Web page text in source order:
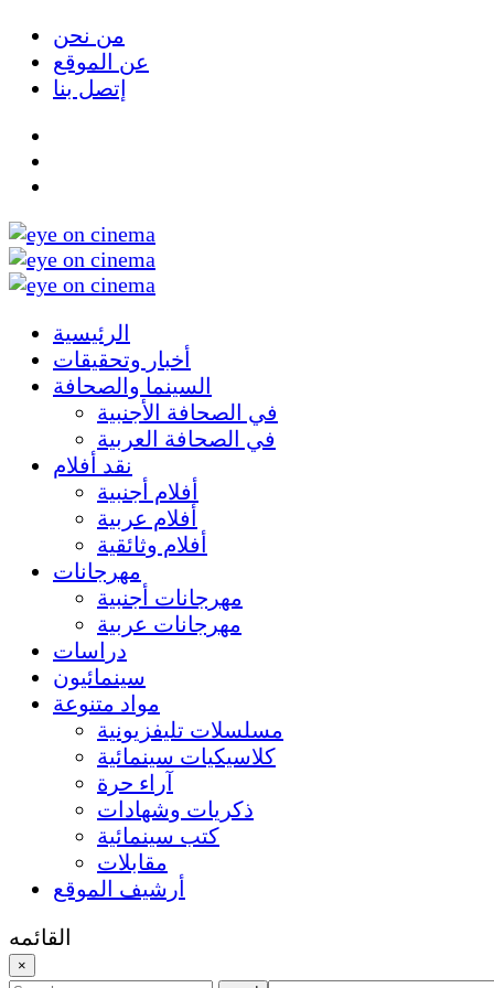
من نحن
عن الموقع
إتصل بنا
الرئيسية
أخبار وتحقيقات
السينما والصحافة
في الصحافة الأجنبية
في الصحافة العربية
نقد أفلام
أفلام أجنبية
أفلام عربية
أفلام وثائقية
مهرجانات
مهرجانات أجنبية
مهرجانات عربية
دراسات
سينمائيون
مواد متنوعة
مسلسلات تليفزيونية
كلاسيكيات سينمائية
آراء حرة
ذكريات وشهادات
كتب سينمائية
مقابلات
أرشيف الموقع
القائمه
×